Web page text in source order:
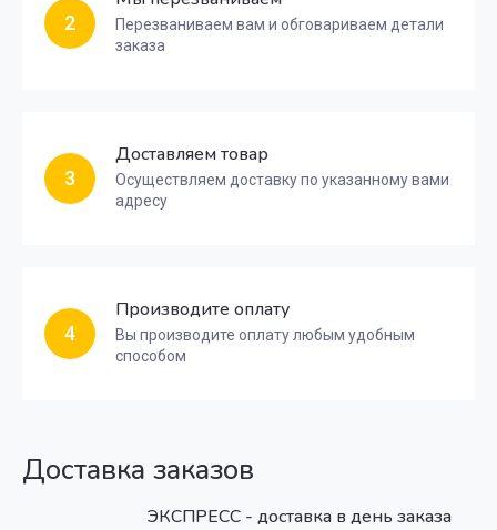
2
Перезваниваем вам и обговариваем детали
заказа
3
Доставляем товар
Осуществляем доставку по указанному вами
адресу
4
Производите оплату
Вы производите оплату любым удобным
способом
Доставка заказов
ЭКСПРЕСС - доставка в день заказа